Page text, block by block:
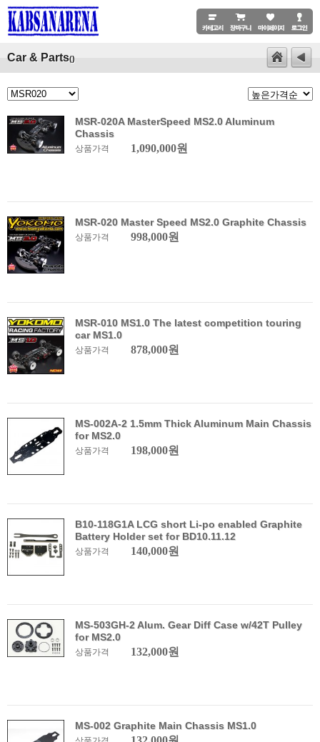
Car & Parts()
MSR-020A MasterSpeed ​​MS2.0 Aluminum
Chassis
상품가격 1,090,000원
MSR-020 Master Speed ​​MS2.0 Graphite Chassis
상품가격 998,000원
MSR-010 MS1.0 The latest competition touring
car MS1.0
상품가격 878,000원
MS-002A-2 1.5mm Thick Aluminum Main Chassis
for MS2.0
상품가격 198,000원
B10-118G1A LCG short Li-po enabled Graphite
Battery Holder set for BD10.11.12
상품가격 140,000원
MS-503GH-2 Alum. Gear Diff Case w/42T Pulley
for MS2.0
상품가격 132,000원
MS-002 Graphite Main Chassis MS1.0